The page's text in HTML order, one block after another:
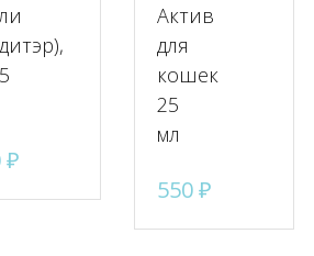
₽
Актив
для
кошек
25
мл
550₽